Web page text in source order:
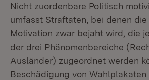
Nicht zuordenbare Politisch
umfasst Straftaten, bei denen
Motivation zwar bejaht wird, die
der drei Phänomenbereiche
Ausländer) zugeordnet werden
Beschädigung von Wahlplakaten